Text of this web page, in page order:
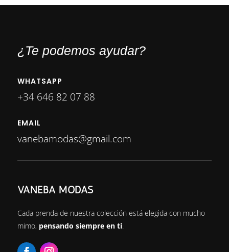
¿Te podemos ayudar?
WHATSAPP
+34 646 82 07 88
EMAIL
vanebamodas@gmail.com
VANEBA MODAS
Cada prenda de nuestra colección está elegida con mucho
mimo, pensando siempre en ti.